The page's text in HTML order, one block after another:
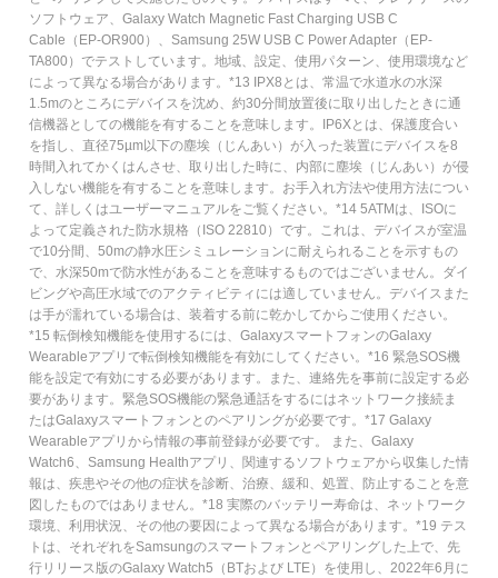
ソフトウェア、Galaxy Watch Magnetic Fast Charging USB C
Cable（EP-OR900）、Samsung 25W USB C Power Adapter（EP-
TA800）でテストしています。地域、設定、使用パターン、使用環境など
によって異なる場合があります。*13 IPX8とは、常温で水道水の水深
1.5mのところにデバイスを沈め、約30分間放置後に取り出したときに通
信機器としての機能を有することを意味します。IP6Xとは、保護度合い
を指し、直径75µm以下の塵埃（じんあい）が入った装置にデバイスを8
時間入れてかくはんさせ、取り出した時に、内部に塵埃（じんあい）が侵
入しない機能を有することを意味します。お手入れ方法や使用方法につい
て、詳しくはユーザーマニュアルをご覧ください。*14 5ATMは、ISOに
よって定義された防水規格（ISO 22810）です。これは、デバイスが室温
で10分間、50mの静水圧シミュレーションに耐えられることを示すもの
で、水深50mで防水性があることを意味するものではございません。ダイ
ビングや高圧水域でのアクティビティには適していません。デバイスまた
は手が濡れている場合は、装着する前に乾かしてからご使用ください。
*15 転倒検知機能を使用するには、GalaxyスマートフォンのGalaxy
Wearableアプリで転倒検知機能を有効にしてください。*16 緊急SOS機
能を設定で有効にする必要があります。また、連絡先を事前に設定する必
要があります。緊急SOS機能の緊急通話をするにはネットワーク接続ま
たはGalaxyスマートフォンとのペアリングが必要です。*17 Galaxy
Wearableアプリから情報の事前登録が必要です。 また、Galaxy
Watch6、Samsung Healthアプリ、関連するソフトウェアから収集した情
報は、疾患やその他の症状を診断、治療、緩和、処置、防止することを意
図したものではありません。*18 実際のバッテリー寿命は、ネットワーク
環境、利用状況、その他の要因によって異なる場合があります。*19 テス
トは、それぞれをSamsungのスマートフォンとペアリングした上で、先
行リリース版のGalaxy Watch5（BTおよび LTE）を使用し、2022年6月に